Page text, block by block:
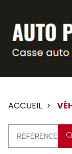
ACCUEIL